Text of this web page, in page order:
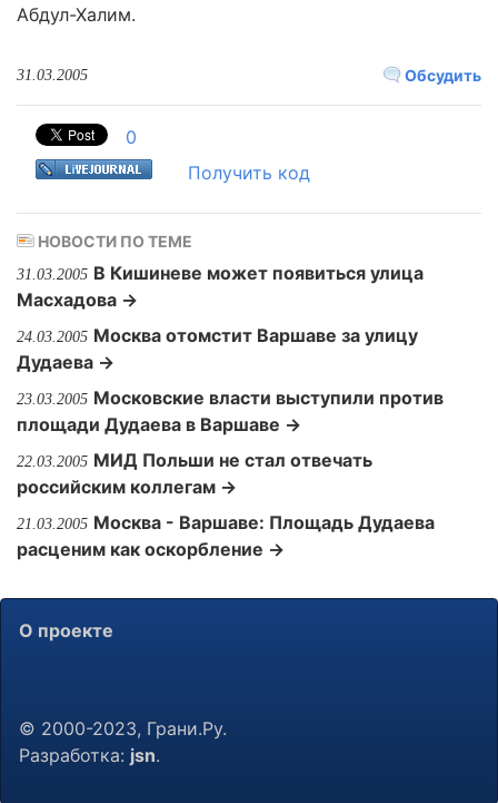
Абдул-Халим.
Обсудить
31.03.2005
0
Получить код
НОВОСТИ ПО ТЕМЕ
31.03.2005 В Кишиневе может появиться улица
Масхадова →
24.03.2005 Москва отомстит Варшаве за улицу
Дудаева →
23.03.2005 Московские власти выступили против
площади Дудаева в Варшаве →
22.03.2005 МИД Польши не стал отвечать
российским коллегам →
21.03.2005 Москва - Варшаве: Площадь Дудаева
расценим как оскорбление →
О проекте
© 2000-2023, Грани.Ру.
Разработка: jsn.